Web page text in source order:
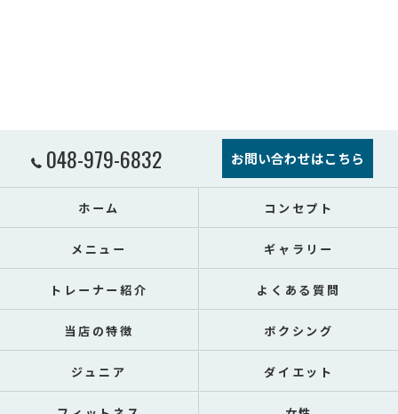
048-979-6832 お問い合わせはこちら
ホーム コンセプト
メニュー ギャラリー
トレーナー紹介 よくある質問
当店の特徴 ボクシング
ジュニア ダイエット